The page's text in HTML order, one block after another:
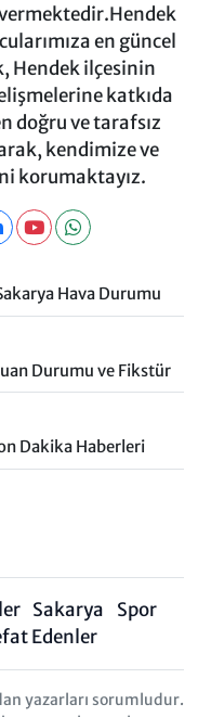
en güncel
Hendek ilçesinin
katkıda
doğru ve tarafsız
kendimize ve
korumaktayız.
Hava Durumu
Durumu ve Fikstür
Dakika Haberleri
Sakarya
Spor
Edenler
yazarları sorumludur.